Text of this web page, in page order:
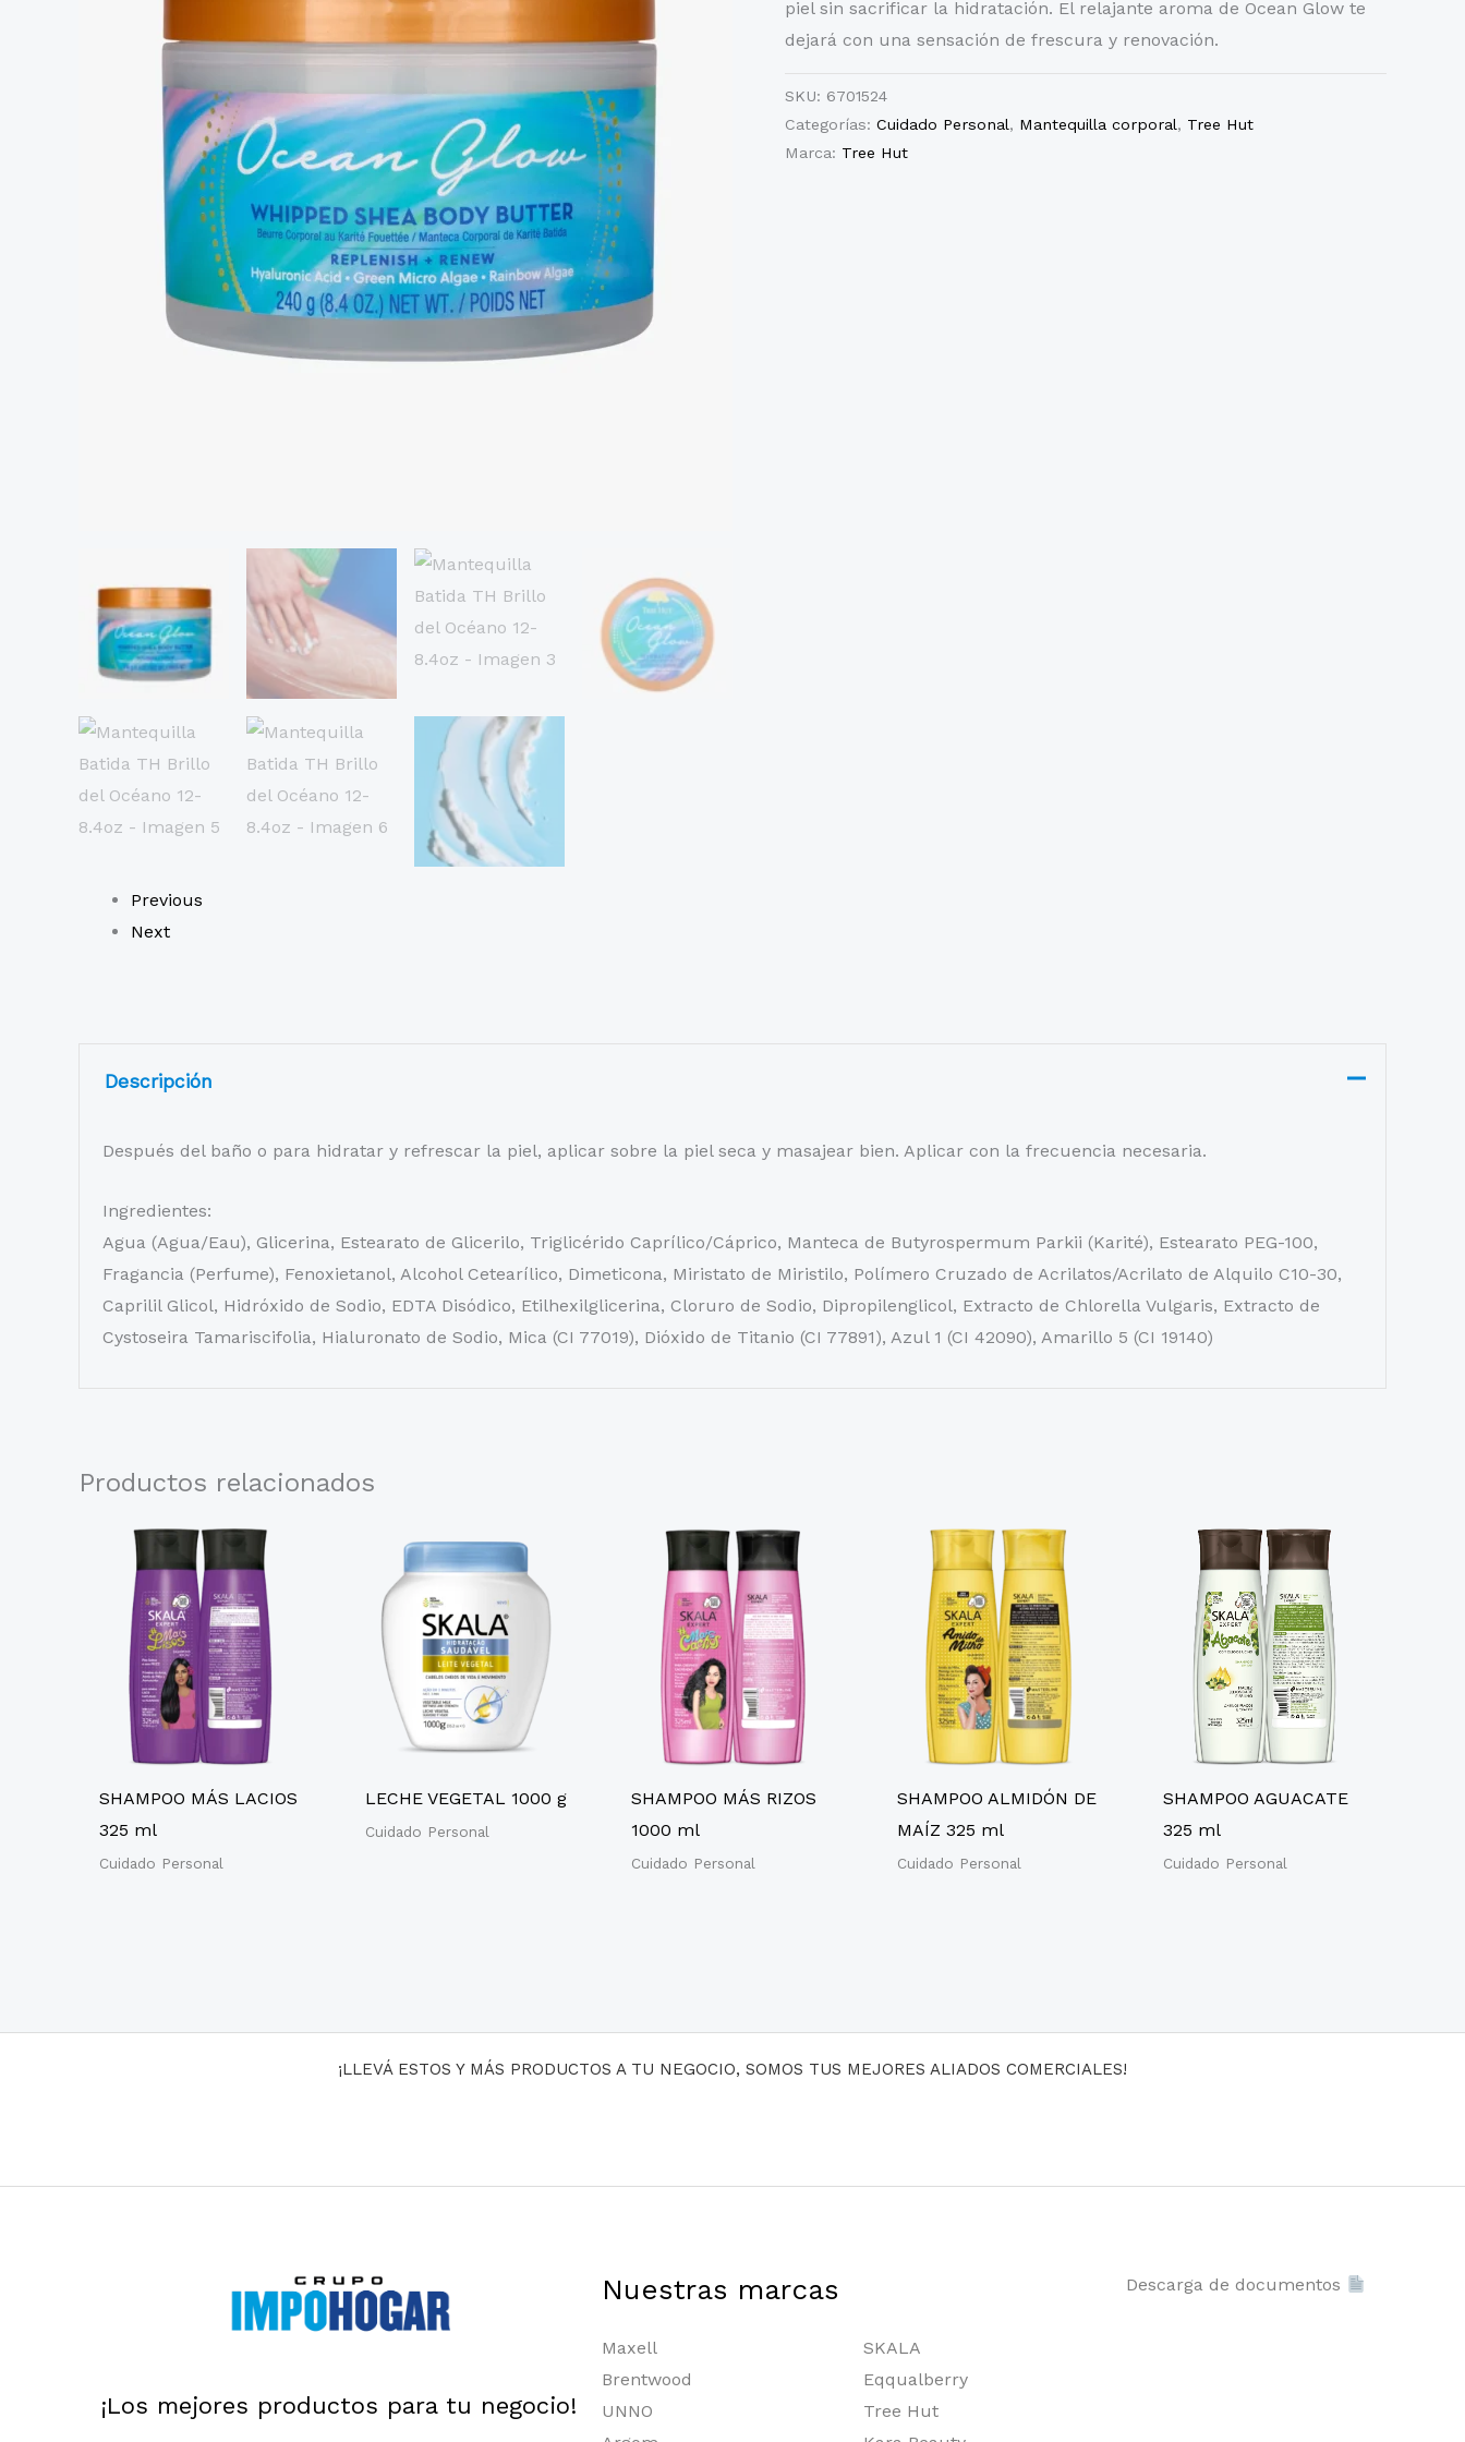
Previous
Next
piel sin sacrificar la hidratación. El relajante aroma de Ocean Glow te
dejará con una sensación de frescura y renovación.
SKU: 6701524
Categorías: Cuidado Personal, Mantequilla corporal, Tree Hut
Marca: Tree Hut
Descripción
Después del baño o para hidratar y refrescar la piel, aplicar sobre la piel seca y masajear bien. Aplicar con la frecuencia necesaria.
Ingredientes:
Agua (Agua/Eau), Glicerina, Estearato de Glicerilo, Triglicérido Caprílico/Cáprico, Manteca de Butyrospermum Parkii (Karité), Estearato PEG-100,
Fragancia (Perfume), Fenoxietanol, Alcohol Cetearílico, Dimeticona, Miristato de Miristilo, Polímero Cruzado de Acrilatos/Acrilato de Alquilo C10-30,
Caprilil Glicol, Hidróxido de Sodio, EDTA Disódico, Etilhexilglicerina, Cloruro de Sodio, Dipropilenglicol, Extracto de Chlorella Vulgaris, Extracto de
Cystoseira Tamariscifolia, Hialuronato de Sodio, Mica (CI 77019), Dióxido de Titanio (CI 77891), Azul 1 (CI 42090), Amarillo 5 (CI 19140)
Productos relacionados
SHAMPOO MÁS LACIOS
325 ml
Cuidado Personal
LECHE VEGETAL 1000 g
Cuidado Personal
SHAMPOO MÁS RIZOS
1000 ml
Cuidado Personal
SHAMPOO ALMIDÓN DE
MAÍZ 325 ml
Cuidado Personal
SHAMPOO AGUACATE
325 ml
Cuidado Personal
¡LLEVÁ ESTOS Y MÁS PRODUCTOS A TU NEGOCIO, SOMOS TUS MEJORES ALIADOS COMERCIALES!
¡Los mejores productos para tu negocio!
Nuestras marcas
Maxell
Brentwood
UNNO
SKALA
Eqqualberry
Tree Hut
Descarga de documentos